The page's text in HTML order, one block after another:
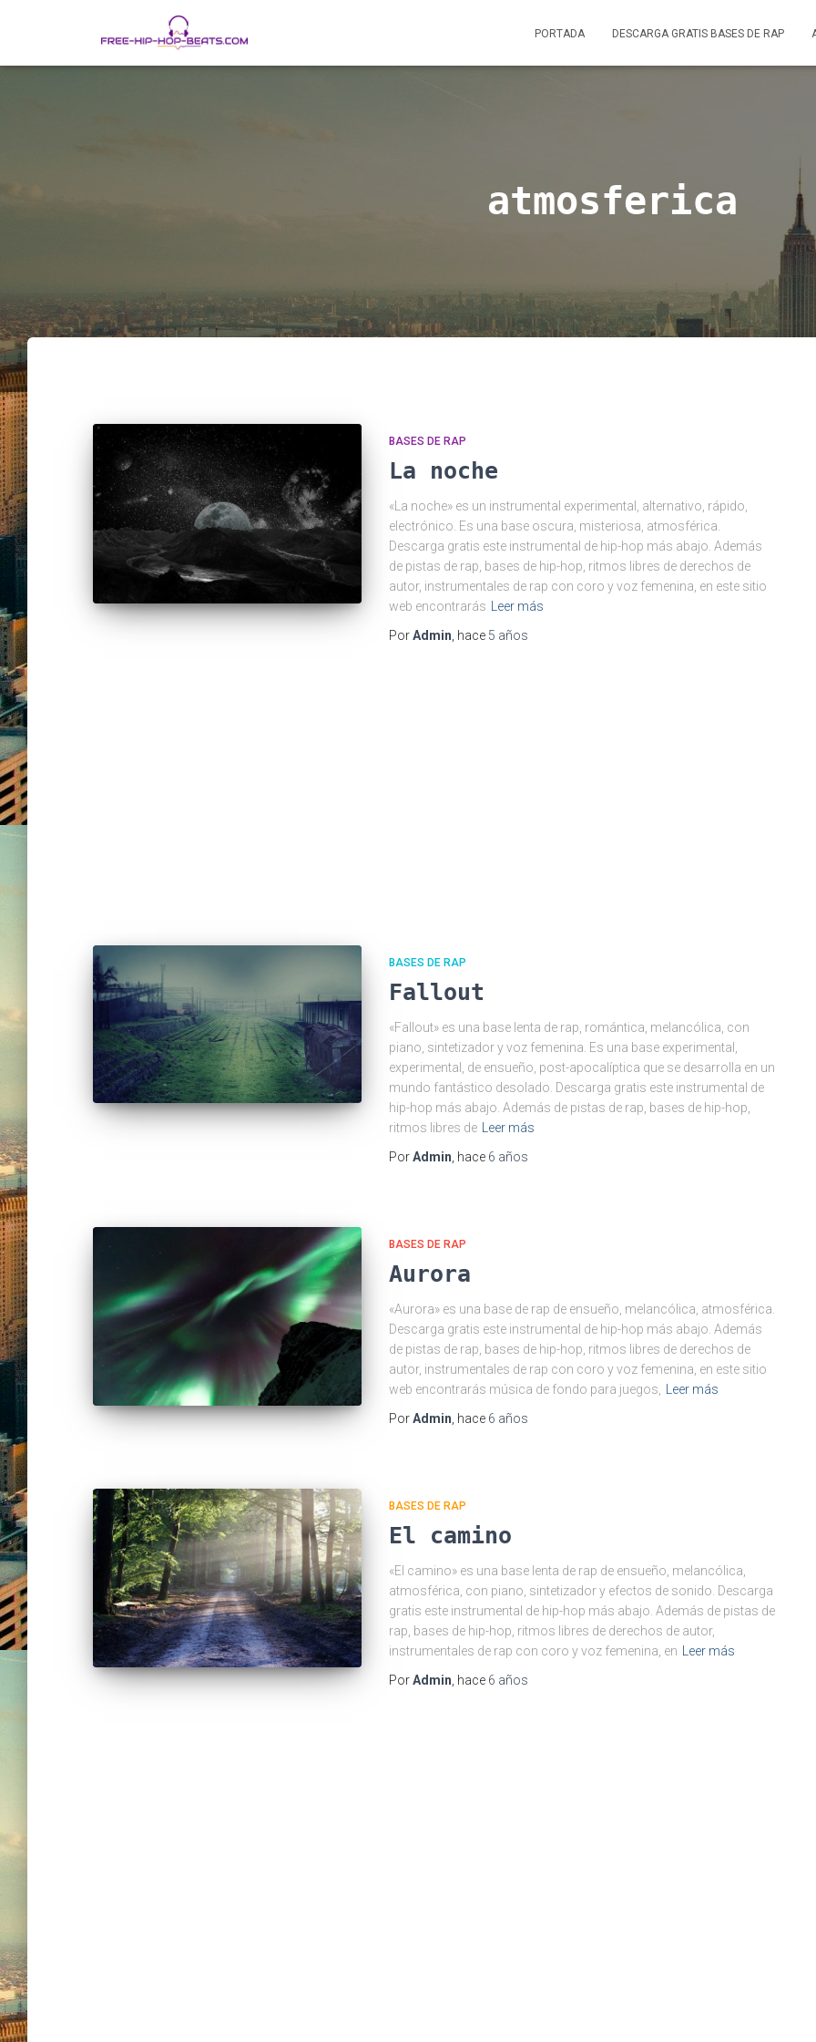
PORTADA DESCARGA GRATIS BASES DE RAP
atmosferica
BASES DE RAP
La noche
«La noche» es un instrumental experimental, alternativo, rápido,
electrónico. Es una base oscura, misteriosa, atmosférica.
Descarga gratis este instrumental de hip-hop más abajo. Además
de pistas de rap, bases de hip-hop, ritmos libres de derechos de
autor, instrumentales de rap con coro y voz femenina, en este sitio
web encontrarás
Leer más
PorAdmin , hace 5 años
BASES DE RAP
Fallout
«Fallout» es una base lenta de rap, romántica, melancólica, con
piano, sintetizador y voz femenina. Es una base experimental,
experimental, de ensueño, post-apocalíptica que se desarrolla en un
mundo fantástico desolado. Descarga gratis este instrumental de
hip-hop más abajo. Además de pistas de rap, bases de hip-hop,
ritmos libres de
Leer más
PorAdmin , hace 6 años
BASES DE RAP
Aurora
«Aurora» es una base de rap de ensueño, melancólica, atmosférica.
Descarga gratis este instrumental de hip-hop más abajo. Además
de pistas de rap, bases de hip-hop, ritmos libres de derechos de
autor, instrumentales de rap con coro y voz femenina, en este sitio
web encontrarás música de fondo para juegos,
Leer más
PorAdmin , hace 6 años
BASES DE RAP
El camino
«El camino» es una base lenta de rap de ensueño, melancólica,
atmosférica, con piano, sintetizador y efectos de sonido. Descarga
gratis este instrumental de hip-hop más abajo. Además de pistas de
rap, bases de hip-hop, ritmos libres de derechos de autor,
instrumentales de rap con coro y voz femenina, en
Leer más
PorAdmin , hace 6 años